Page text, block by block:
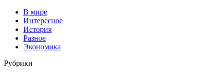
В мире
Интересное
История
Разное
Экономика
Рубрики